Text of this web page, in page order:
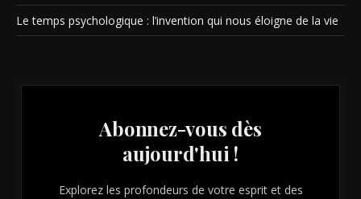
Le temps psychologique : l’invention qui nous éloigne de la vie
Abonnez-vous dès
aujourd'hui !
Explorez les profondeurs de votre esprit et des